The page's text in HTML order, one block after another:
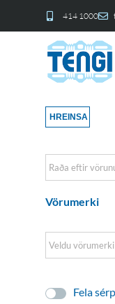
414 1000
HREINSA
Sort Products
Vörumerki
Fela